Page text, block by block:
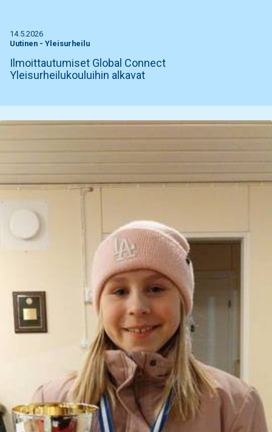
14.5.2026
Uutinen - Yleisurheilu
Ilmoittautumiset Global Connect
Yleisurheilukouluihin alkavat